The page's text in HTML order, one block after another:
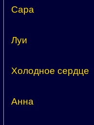
Сара
Луи
Холодное сердце
Анна